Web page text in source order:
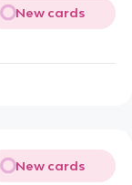
New cards
New cards